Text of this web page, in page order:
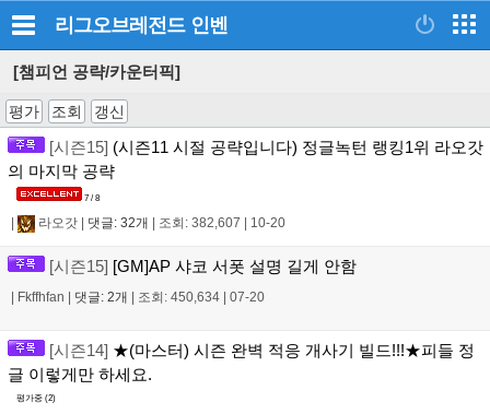
리그오브레전드 인벤
[챔피언 공략/카운터픽]
평가 조회 갱신
[시즌15] (시즌11 시절 공략입니다) 정글녹턴 랭킹1위 라오갓
의 마지막 공략
7 / 8
라오갓 댓글: 32개 조회: 382,607 10-20
[시즌15] [GM]AP 샤코 서폿 설명 길게 안함
Fkffhfan 댓글: 2개 조회: 450,634 07-20
[시즌14] ★(마스터) 시즌 완벽 적응 개사기 빌드!!!★피들 정
글 이렇게만 하세요.
평가중 (2)